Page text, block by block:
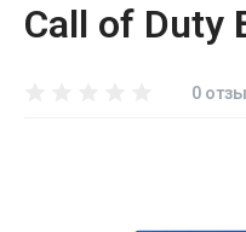
Аксессуары
Аксессуары
Call of Duty
0